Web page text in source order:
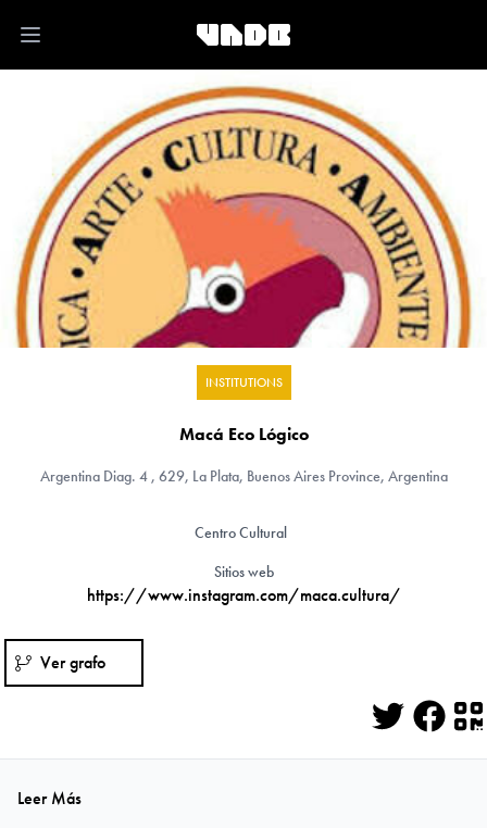
Open main menu
INSTITUTIONS
Macá Eco Lógico
ArgentinaDiag. 4 , 629, La Plata, Buenos Aires Province, Argentina
Centro Cultural
Sitios web
https://www.instagram.com/maca.cultura/
Ver grafo
Twitter
Leer Más